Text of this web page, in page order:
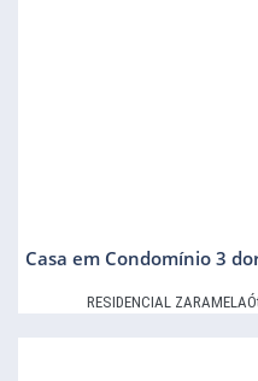
Casa em Condomínio 3
RESIDENCIAL